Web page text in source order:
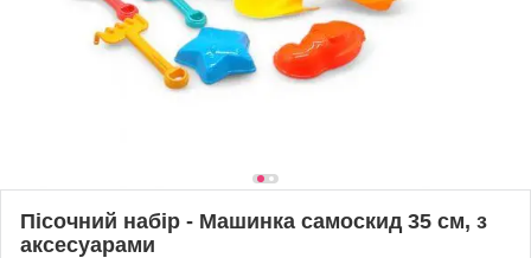
Пісочний набір - Машинка самоскид 35 см, з
аксесуарами